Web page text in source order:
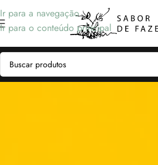
Ir para a navegação
Ir para o conteúdo principal